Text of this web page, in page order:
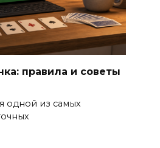
правила и советы
одной из самых